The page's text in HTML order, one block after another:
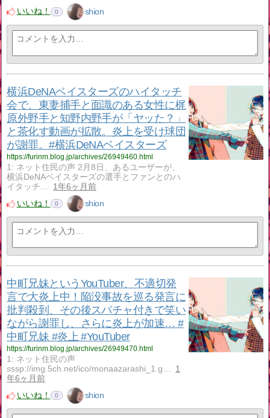
いいね！
0 shion
横浜DeNAベイスターズのハイタッチ
会で、東妻捕手と面識のある女性に梶
原外野手と知野内野手が「ヤッた？」
と茶化す動画が拡散。炎上を受け球団
が謝罪。#横浜DeNAベイスターズ
https://furinm.blog.jp/archives/26949460.html
1: ネット住民の声 2月8日、あるユーザーが、
横浜DeNAベイスターズの選手とファンとのハ
イタッチ…
1年6ヶ月前
いいね！
0 shion
中町兄妹というYouTuber、不適切発
言で大炎上中！陥没事故を巡る発言に
批判殺到、その後スパチャ付きで笑い
ながら謝罪し、さらに炎上が加速… #
中町兄妹 #炎上 #YouTuber
https://furinm.blog.jp/archives/26949470.html
1: ネット住民の声
sssp://img.5ch.net/ico/monaazarashi_1.g…
1
年6ヶ月前
いいね！
0 shion